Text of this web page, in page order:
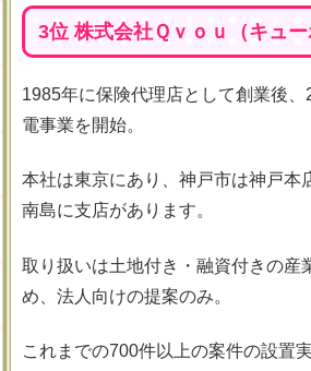
3位 株式会社Ｑｖｏｕ（キュー
1985年に保険代理店として創業後
電事業を開始。
本社は東京にあり、神戸市は神戸本
南島に支店があります。
取り扱いは土地付き・融資付きの産
め、法人向けの提案のみ。
これまでの700件以上の案件の設置